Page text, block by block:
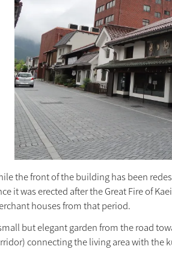
the front of the building has been
it was erected after the Great Fire of
houses from that period.
but elegant garden from the road
connecting the living area with the